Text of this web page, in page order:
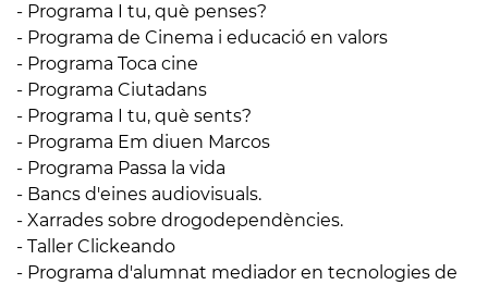
- Programa I tu, què penses?
- Programa de Cinema i educació en valors
- Programa Toca cine
- Programa Ciutadans
- Programa I tu, què sents?
- Programa Em diuen Marcos
- Programa Passa la vida
- Bancs d'eines audiovisuals.
- Xarrades sobre drogodependències.
- Taller Clickeando
- Programa d'alumnat mediador en tecnologies de